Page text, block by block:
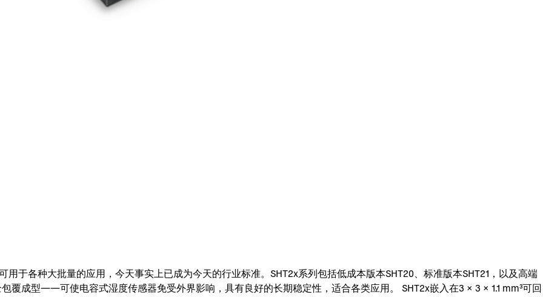
于各种大批量的应用，今天事实上已成为今天的行业标准。SHT2x系列包括低成本版本SHT20、标准版本SHT21，以及高端
覆成型——可使电容式湿度传感器免受外界影响，具有良好的长期稳定性，适合各类应用。 SHT2x嵌入在3 × 3 × 1.1 mm³可回